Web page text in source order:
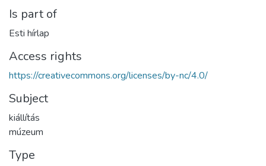
Is part of
Esti hírlap
Access rights
https://creativecommons.org/licenses/by-nc/4.0/
Subject
kiállítás
múzeum
Type